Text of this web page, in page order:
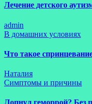
Лечение детского
admin
В домашних условиях
Что такое
Наталия
Симптомы и причины